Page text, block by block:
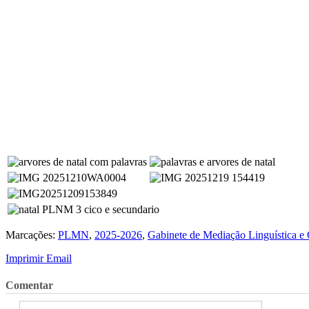
Marcações: PLMN, 2025-2026, Gabinete de Mediação Linguística e
ImprimirEmail
Comentar